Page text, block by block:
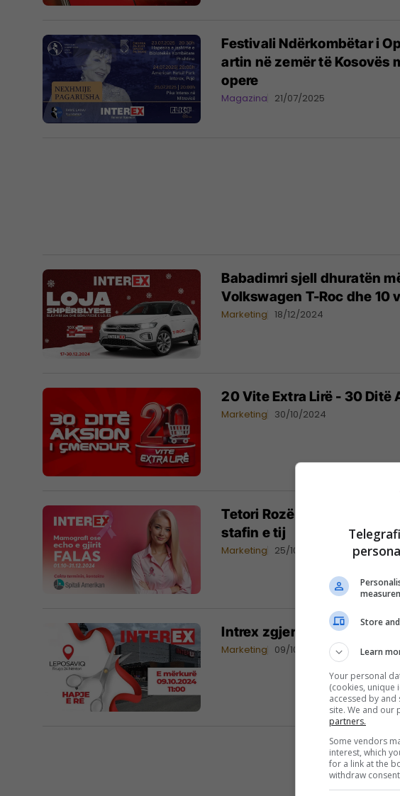
Festivali Ndërkombëtar i
artin në zemër të Kosovës
opere
Magazina 21/07/2025
Babadimri sjell dhuratën
Volkswagen T-Roc dhe 10
Marketing 18/12/2024
20 Vite Extra Lirë - 30 Ditë
Marketing 30/10/2024
Tetori Rozë, Interex
stafin e tij
Marketing 25/10/2024
Intrex zgjeron rrjetin me
Marketing 09/10/2024
Store
Learn
Your personal
(cookies, unique
accessed by
site. We and our
partners.
Some vendors
interest, which
for a link at the
withdraw